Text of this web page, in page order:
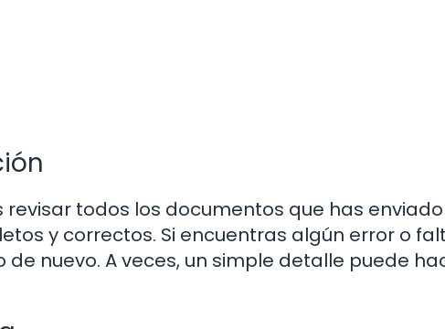
todos los documentos que has
y correctos. Si encuentras algún error o
nuevo. A veces, un simple detalle puede